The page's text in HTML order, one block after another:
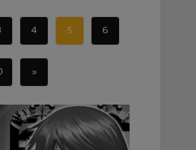
4 5 6
»